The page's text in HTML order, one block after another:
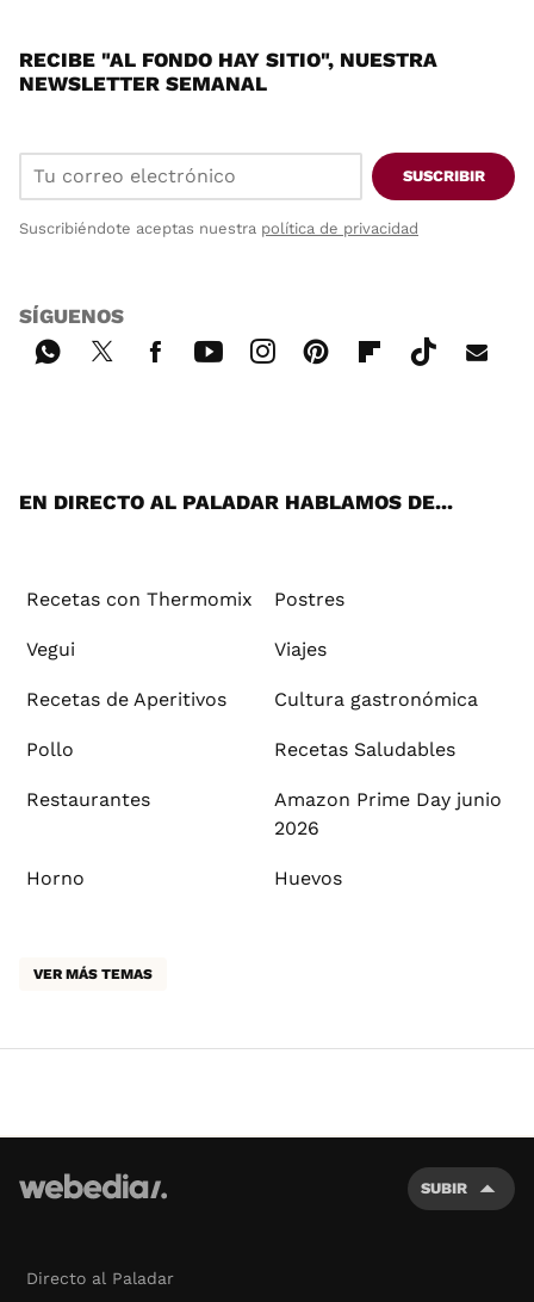
RECIBE "AL FONDO HAY SITIO", NUESTRA
NEWSLETTER SEMANAL
SUSCRIBIR
Suscribiéndote aceptas nuestra política de privacidad
SÍGUENOS
EN DIRECTO AL PALADAR HABLAMOS DE...
Recetas con Thermomix Postres
Vegui Viajes
Recetas de Aperitivos Cultura gastronómica
Pollo Recetas Saludables
Restaurantes
Amazon Prime Day junio
2026
Horno Huevos
VER MÁS TEMAS
SUBIR
Directo al Paladar